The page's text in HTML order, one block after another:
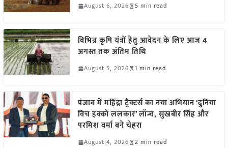
August 6, 2026 5 min read
विभिन्न कृषि यंत्रों हेतु आवेदन के लिए आज 4
अगस्त तक अंतिम तिथि
August 5, 2026 1 min read
पंजाब में महिंद्रा ट्रैक्टर्स का नया अभियान ‘दुनिया
विच इक्को ललकार’ लॉन्च, सुखबीर सिंह और
परमिश वर्मा बने चेहरा
August 4, 2026 2 min read